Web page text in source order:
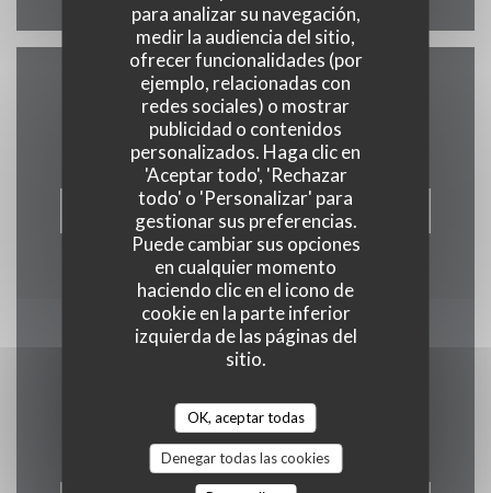
para analizar su navegación,
medir la audiencia del sitio,
ofrecer funcionalidades (por
ejemplo, relacionadas con
redes sociales) o mostrar
publicidad o contenidos
personalizados. Haga clic en
'Aceptar todo', 'Rechazar
todo' o 'Personalizar' para
gestionar sus preferencias.
Puede cambiar sus opciones
en cualquier momento
haciendo clic en el icono de
cookie en la parte inferior
izquierda de las páginas del
sitio.
OK, aceptar todas
Denegar todas las cookies
Contacto
RESERVAR UNA MESA
Manténgase al día
personalizadas y ofertas de marketing por correo electrónico.